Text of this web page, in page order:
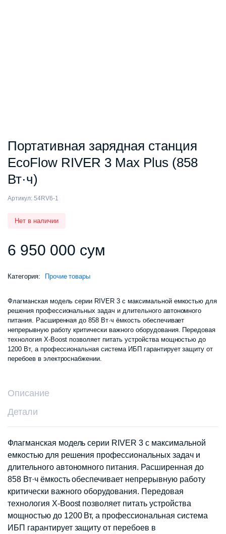
Портативная зарядная станция
EcoFlow RIVER 3 Max Plus (858
Вт·ч)
Артикул: 54RV6-1
Нет в наличии
6 950 000 сум
Категория: Прочие товары
Флагманская модель серии RIVER 3 с максимальной емкостью для
решения профессиональных задач и длительного автономного
питания. Расширенная до 858 Вт·ч ёмкость обеспечивает
непрерывную работу критически важного оборудования. Передовая
технология X-Boost позволяет питать устройства мощностью до
1200 Вт, а профессиональная система ИБП гарантирует защиту от
перебоев в электроснабжении.
Описание
Детали
Флагманская модель серии RIVER 3 с максимальной
емкостью для решения профессиональных задач и
длительного автономного питания. Расширенная до
858 Вт·ч ёмкость обеспечивает непрерывную работу
критически важного оборудования. Передовая
технология X-Boost позволяет питать устройства
мощностью до 1200 Вт, а профессиональная система
ИБП гарантирует защиту от перебоев в